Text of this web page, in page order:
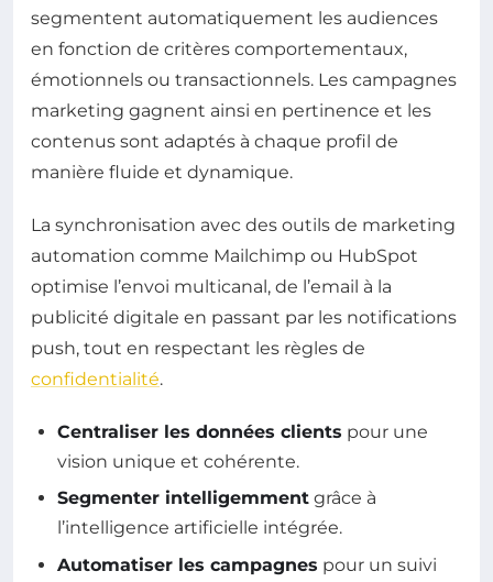
segmentent automatiquement les audiences
en fonction de critères comportementaux,
émotionnels ou transactionnels. Les campagnes
marketing gagnent ainsi en pertinence et les
contenus sont adaptés à chaque profil de
manière fluide et dynamique.
La synchronisation avec des outils de marketing
automation comme Mailchimp ou HubSpot
optimise l’envoi multicanal, de l’email à la
publicité digitale en passant par les notifications
push, tout en respectant les règles de
confidentialité.
Centraliser les données clients pour une
vision unique et cohérente.
Segmenter intelligemment grâce à
l’intelligence artificielle intégrée.
Automatiser les campagnes pour un suivi